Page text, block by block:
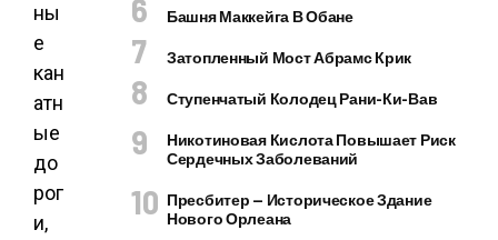
ны
е
кан
атн
ые
до
рог
и,
Башня Маккейга В Обане
Затопленный Мост Абрамс Крик
Ступенчатый Колодец Рани-Ки-Вав
Никотиновая Кислота Повышает Риск
Сердечных Заболеваний
Пресбитер — Историческое Здание
Нового Орлеана